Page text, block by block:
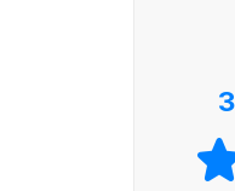
김병연은
화를 남겼
머리가 영
3